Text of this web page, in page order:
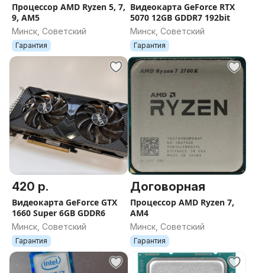
Процессор AMD Ryzen 5, 7,
9, AM5
Минск, Советский
Гарантия
Видеокарта GeForce RTX
5070 12GB GDDR7 192bit
Минск, Советский
Гарантия
420 р.
Видеокарта GeForce GTX
1660 Super 6GB GDDR6
Минск, Советский
Гарантия
Договорная
Процессор AMD Ryzen 7,
AM4
Минск, Советский
Гарантия